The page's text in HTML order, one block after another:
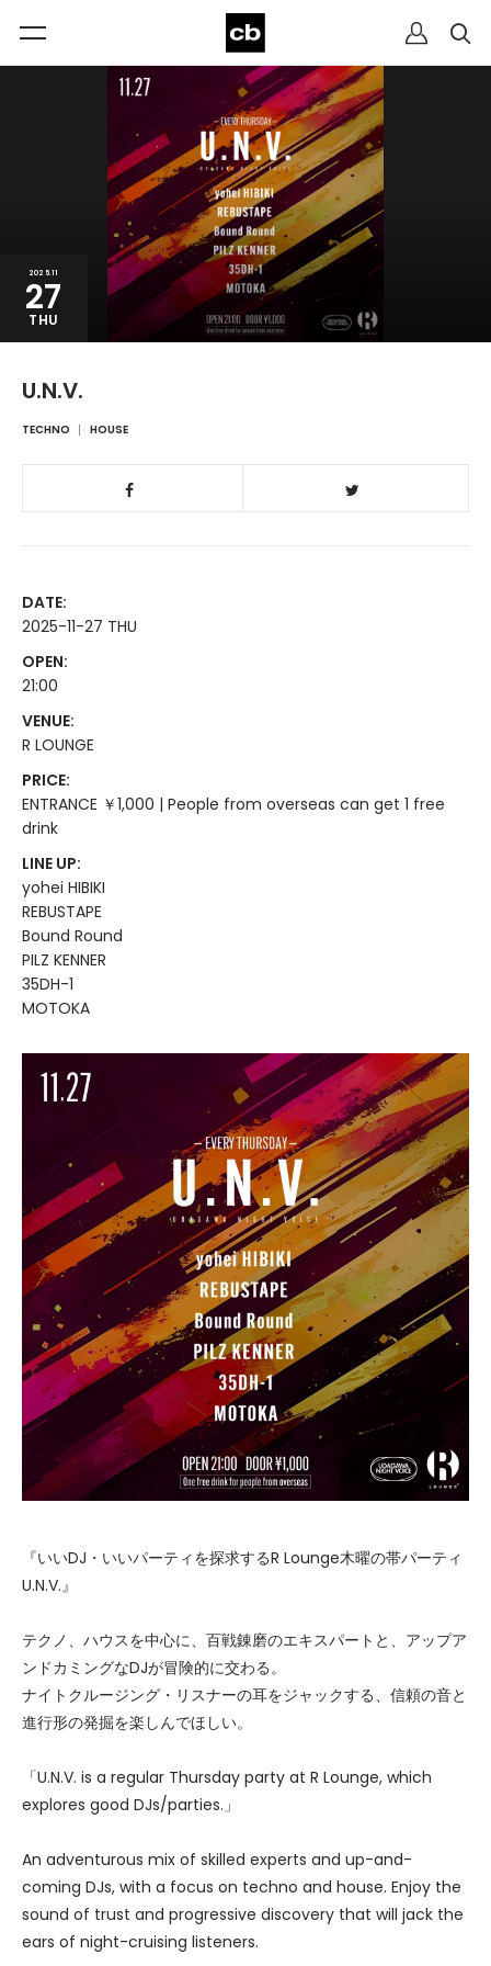
2025.11
27
THU
U.N.V.
TECHNO HOUSE
DATE:
2025-11-27 THU
OPEN:
21:00
VENUE:
R LOUNGE
PRICE:
ENTRANCE ￥1,000 | People from overseas can get 1 free
drink
LINE UP:
yohei HIBIKI
REBUSTAPE
Bound Round
PILZ KENNER
35DH-1
MOTOKA
『いいDJ・いいパーティを探求するR Lounge木曜の帯パーティ
U.N.V.』
テクノ、ハウスを中心に、百戦錬磨のエキスパートと、アップア
ンドカミングなDJが冒険的に交わる。
ナイトクルージング・リスナーの耳をジャックする、信頼の音と
進行形の発掘を楽しんでほしい。
「U.N.V. is a regular Thursday party at R Lounge, which
explores good DJs/parties.」
An adventurous mix of skilled experts and up-and-
coming DJs, with a focus on techno and house. Enjoy the
sound of trust and progressive discovery that will jack the
ears of night-cruising listeners.